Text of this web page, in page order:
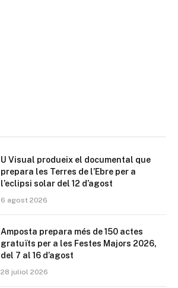
U Visual produeix el documental que
prepara les Terres de l’Ebre per a
l’eclipsi solar del 12 d’agost
6 agost 2026
Amposta prepara més de 150 actes
gratuïts per a les Festes Majors 2026,
del 7 al 16 d’agost
28 juliol 2026